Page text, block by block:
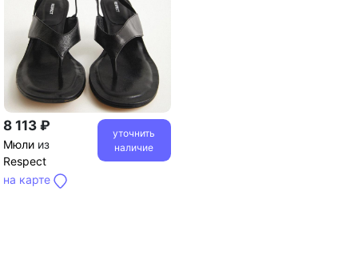
8 113 ₽
Мюли из
Respect
на карте
уточнить
наличие